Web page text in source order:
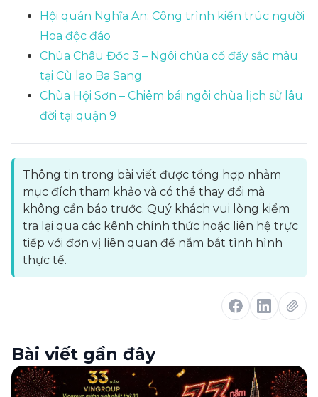
Hội quán Nghĩa An: Công trình kiến trúc người
Hoa độc đáo
Chùa Châu Đốc 3 – Ngôi chùa cổ đầy sắc màu
tại Cù lao Ba Sang
Chùa Hội Sơn – Chiêm bái ngôi chùa lịch sử lâu
đời tại quận 9
Thông tin trong bài viết được tổng hợp nhằm
mục đích tham khảo và có thể thay đổi mà
không cần báo trước. Quý khách vui lòng kiểm
tra lại qua các kênh chính thức hoặc liên hệ trực
tiếp với đơn vị liên quan để nắm bắt tình hình
thực tế.
Bài viết gần đây